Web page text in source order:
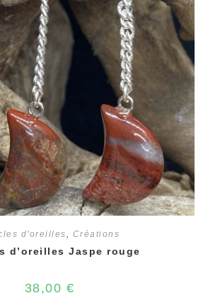
d'oreilles, Créations
d’oreilles Jaspe rouge
38,00 €